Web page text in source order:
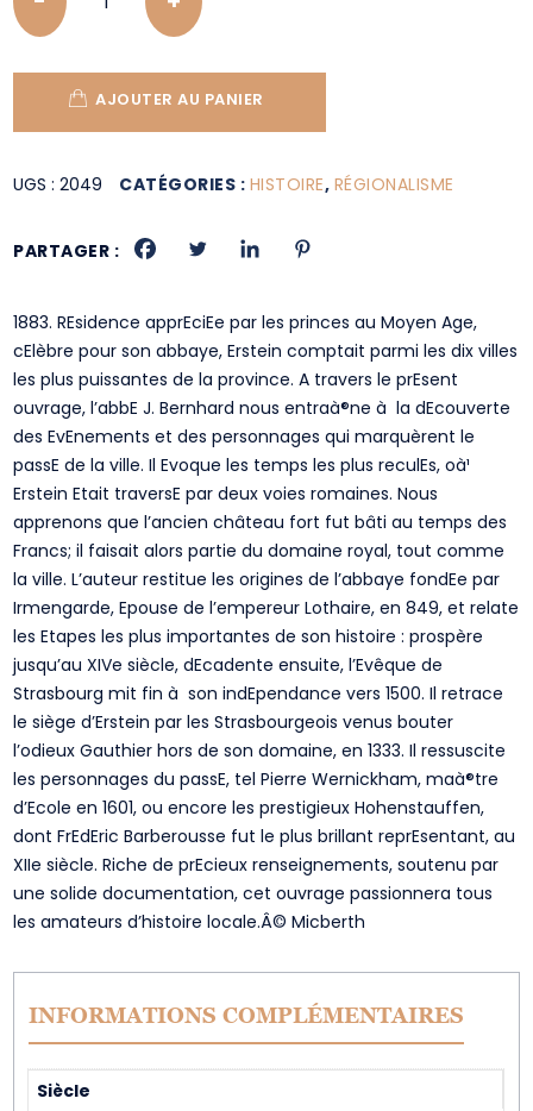
AJOUTER AU PANIER
UGS :2049 CATÉGORIES : HISTOIRE, RÉGIONALISME
PARTAGER :
1883. REsidence apprEciEe par les princes au Moyen Age,
cElèbre pour son abbaye, Erstein comptait parmi les dix villes
les plus puissantes de la province. A travers le prEsent
ouvrage, l’abbE J. Bernhard nous entraà®ne à la dEcouverte
des EvEnements et des personnages qui marquèrent le
passE de la ville. Il Evoque les temps les plus reculEs, oà¹
Erstein Etait traversE par deux voies romaines. Nous
apprenons que l’ancien château fort fut bâti au temps des
Francs; il faisait alors partie du domaine royal, tout comme
la ville. L’auteur restitue les origines de l’abbaye fondEe par
Irmengarde, Epouse de l’empereur Lothaire, en 849, et relate
les Etapes les plus importantes de son histoire : prospère
jusqu’au XIVe siècle, dEcadente ensuite, l’Evêque de
Strasbourg mit fin à son indEpendance vers 1500. Il retrace
le siège d’Erstein par les Strasbourgeois venus bouter
l’odieux Gauthier hors de son domaine, en 1333. Il ressuscite
les personnages du passE, tel Pierre Wernickham, maà®tre
d’Ecole en 1601, ou encore les prestigieux Hohenstauffen,
dont FrEdEric Barberousse fut le plus brillant reprEsentant, au
XIIe siècle. Riche de prEcieux renseignements, soutenu par
une solide documentation, cet ouvrage passionnera tous
les amateurs d’histoire locale.Â© Micberth
INFORMATIONS COMPLÉMENTAIRES
Siècle